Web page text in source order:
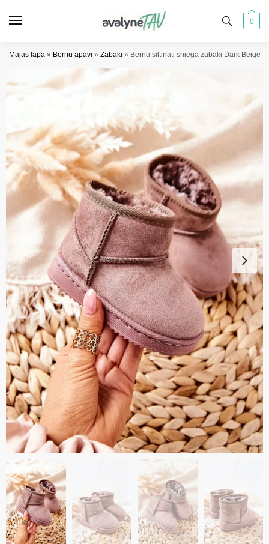
0
Mājas lapa » Bērnu apavi » Zābaki » Bērnu siltināti sniega zābaki Dark Beige